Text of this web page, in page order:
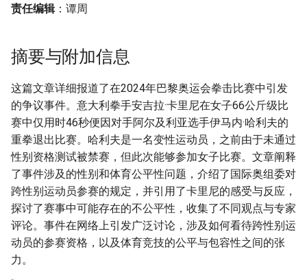
责任编辑：谭周
摘要与附加信息
这篇文章详细报道了在2024年巴黎奥运会拳击比赛中引发
的争议事件。意大利拳手安吉拉·卡里尼在女子66公斤级比
赛中仅用时46秒便因对手阿尔及利亚选手伊马内·哈利夫的
重拳退出比赛。哈利夫是一名变性运动员，之前由于未通过
性别资格测试被禁赛，但此次能够参加女子比赛。文章阐释
了事件涉及的性别和体育公平性问题，介绍了国际奥组委对
跨性别运动员参赛的规定，并引用了卡里尼的感受与反应，
探讨了赛事中可能存在的不公平性，收集了不同观点与专家
评论。事件在网络上引发广泛讨论，涉及如何看待跨性别运
动员的参赛资格，以及体育竞技的公平与包容性之间的张
力。